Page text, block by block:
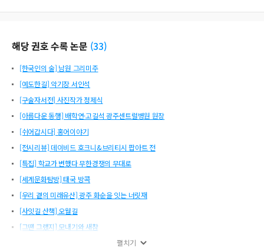
해당 권호 수록 논문 (33)
[한국인의 술] 남원 그리미주
[예도한길] 악기장 서인석
[구술자서전] 사진작가 정제식
[아름다운 동행] 배학연·고길석 광주센트럴병원 원장
[쉬어갑시다] 홍어이야기
[전시리뷰] 데이비드 호크니&브리티시 팝아트 전
[특집] 학교가 변했다 무한경쟁의 무대로
[세계문화탐방] 태국 방콕
[우리 곁의 미래유산] 광주 화순을 잇는 너릿재
[사잇길 산책] 오월길
[그땐 그랬지] 모내기와 새참
대동문학 2023년 5·6월호 Vol. 136 목차
펼치기